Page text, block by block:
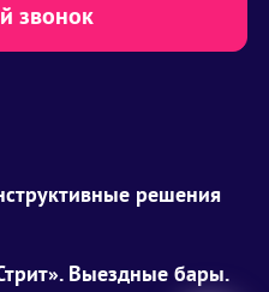
звонок
решения
Выездные бары.